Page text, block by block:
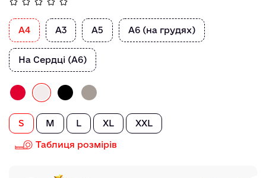
А4 А3 А5 А6 (на грудях)
На Сердці (А6)
S M L XL XXL
Таблиця розмірів